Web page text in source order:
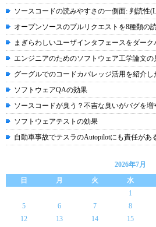
ソースコードの読みやすさの一側面: 判読性
オープンソースのプルリクエストを8種類の
まぎらわしいユーザインタフェースをダー
エンジニアのためのソフトウェア工学論文
グーグルでのコードカバレッジ活用を紹介し
ソフトウェアQAの効果
ソースコードが臭う？不吉な臭いがバグを
ソフトウェアテストの効果
自動車事故でテスラのAutopilotにも責任があ
2026年7月
日
月 火 水
1
5
6 7 8
12
13 14 15